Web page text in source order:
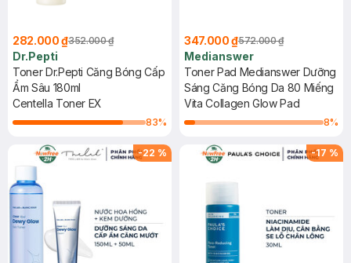
282.000 ₫352.000 ₫
Dr.Pepti
Toner Dr.Pepti Căng Bóng Cấp
Ẩm Sâu 180ml
Centella Toner EX
83%
347.000 ₫572.000 ₫
Medianswer
Toner Pad Medianswer Dưỡng
Sáng Căng Bóng Da 80 Miếng
Vita Collagen Glow Pad
8%
-22 % -17 %